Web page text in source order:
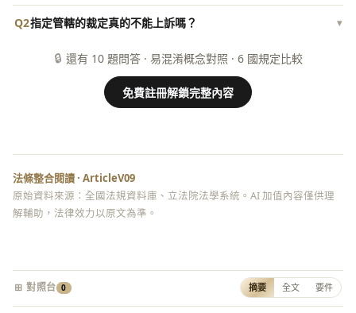
Q2指定管轄的裁定真的不能上訴嗎？ ▾
🔒 還有 10 題問答 · 易混淆概念對照 · 6 國規定比較
免費註冊解鎖完整內容
法條整合閱讀 · ArticleV09
原始資料來源：全國法規資料庫、立法院法學系統。AI 加值內容僅供理
解輔助，法律效力以原文為準。
⊞ 對照台 0 摘要 全文 要件